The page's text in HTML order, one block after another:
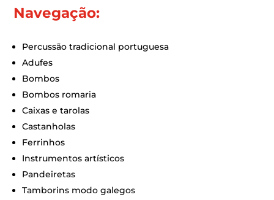
Navegação:
Percussão tradicional portuguesa
Adufes
Bombos
Bombos romaria
Caixas e tarolas
Castanholas
Ferrinhos
Instrumentos artísticos
Pandeiretas
Tamborins modo galegos